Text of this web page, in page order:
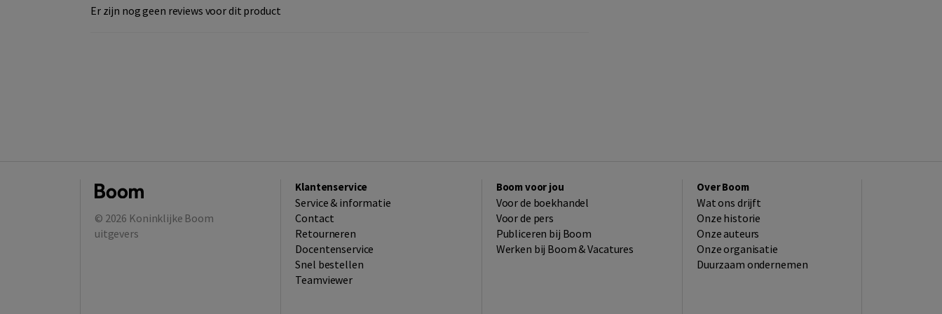
Er zijn nog geen reviews voor dit product
© 2026 Koninklijke Boom
uitgevers
Klantenservice
Service & informatie
Contact
Retourneren
Docentenservice
Snel bestellen
Teamviewer
Boom voor jou
Voor de boekhandel
Voor de pers
Publiceren bij Boom
Werken bij Boom & Vacatures
Over Boom
Wat ons drijft
Onze historie
Onze auteurs
Onze organisatie
Duurzaam ondernemen